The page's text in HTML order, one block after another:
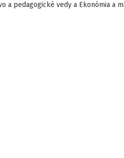
a pedagogické vedy a Ekonómia a